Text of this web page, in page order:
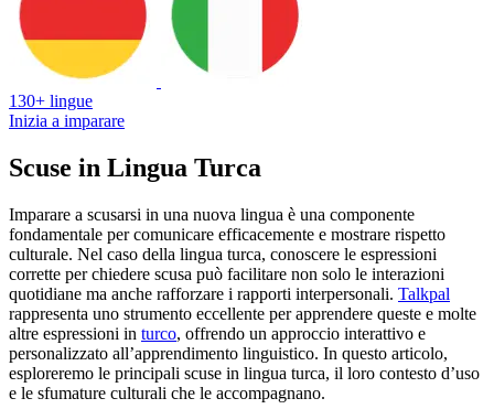
130+ lingue
Inizia a imparare
Scuse in Lingua Turca
Imparare a scusarsi in una nuova lingua è una componente
fondamentale per comunicare efficacemente e mostrare rispetto
culturale. Nel caso della lingua turca, conoscere le espressioni
corrette per chiedere scusa può facilitare non solo le interazioni
quotidiane ma anche rafforzare i rapporti interpersonali. Talkpal
rappresenta uno strumento eccellente per apprendere queste e molte
altre espressioni in turco, offrendo un approccio interattivo e
personalizzato all’apprendimento linguistico. In questo articolo,
esploreremo le principali scuse in lingua turca, il loro contesto d’uso
e le sfumature culturali che le accompagnano.